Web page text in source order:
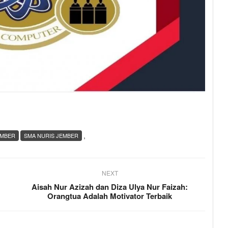
,
SMA NURIS JEMBER
NEXT
Aisah Nur Azizah dan Diza Ulya Nur Faizah:
Orangtua Adalah Motivator Terbaik